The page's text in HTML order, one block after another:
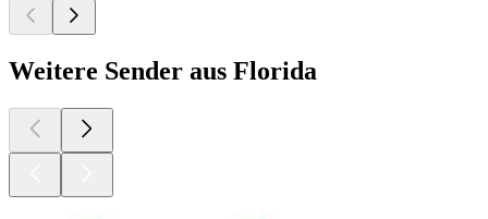
Weitere Sender aus Florida